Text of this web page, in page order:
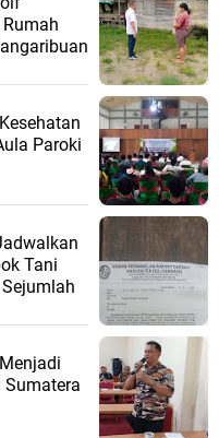
Paroki
Tani
Sumatera